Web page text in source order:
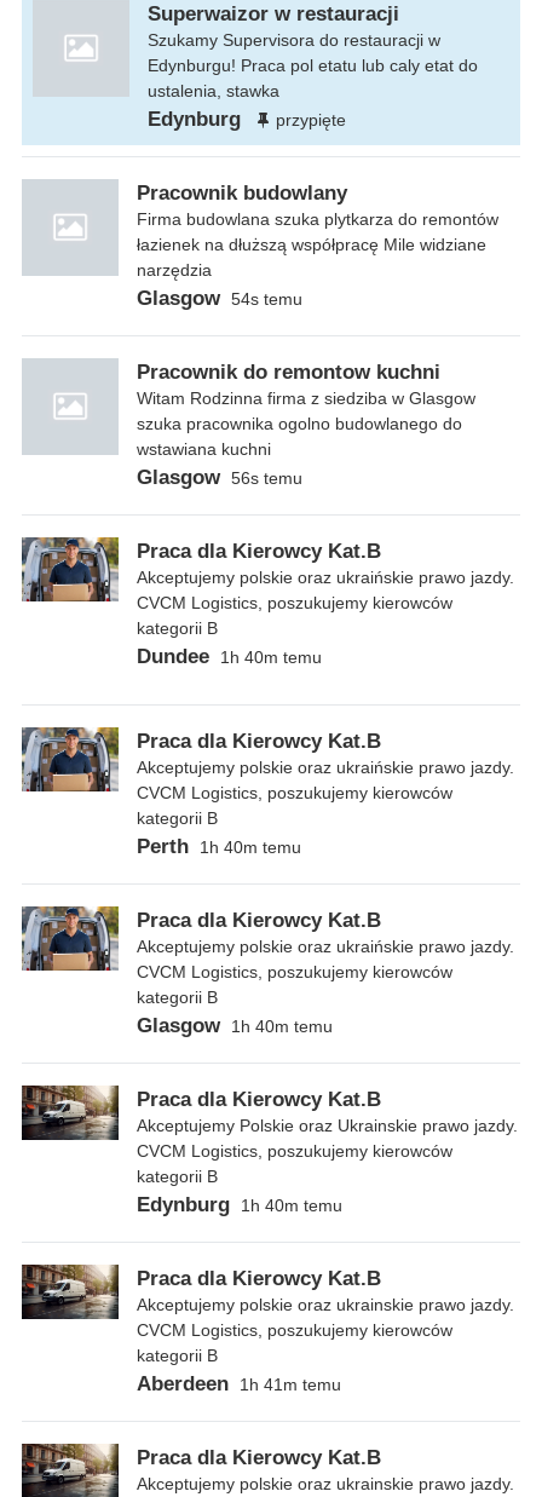
Superwaizor w restauracji
Szukamy Supervisora do restauracji w
Edynburgu! Praca pol etatu lub caly etat do
ustalenia, stawka
Edynburg przypięte
Pracownik budowlany
Firma budowlana szuka plytkarza do remontów
łazienek na dłuższą współpracę Mile widziane
narzędzia
Glasgow 54s temu
Pracownik do remontow kuchni
Witam Rodzinna firma z siedziba w Glasgow
szuka pracownika ogolno budowlanego do
wstawiana kuchni
Glasgow 56s temu
Praca dla Kierowcy Kat.B
Akceptujemy polskie oraz ukraińskie prawo jazdy.
CVCM Logistics, poszukujemy kierowców
kategorii B
Dundee 1h 40m temu
Praca dla Kierowcy Kat.B
Akceptujemy polskie oraz ukraińskie prawo jazdy.
CVCM Logistics, poszukujemy kierowców
kategorii B
Perth 1h 40m temu
Praca dla Kierowcy Kat.B
Akceptujemy polskie oraz ukraińskie prawo jazdy.
CVCM Logistics, poszukujemy kierowców
kategorii B
Glasgow 1h 40m temu
Praca dla Kierowcy Kat.B
Akceptujemy Polskie oraz Ukrainskie prawo jazdy.
CVCM Logistics, poszukujemy kierowców
kategorii B
Edynburg 1h 40m temu
Praca dla Kierowcy Kat.B
Akceptujemy polskie oraz ukrainskie prawo jazdy.
CVCM Logistics, poszukujemy kierowców
kategorii B
Aberdeen 1h 41m temu
Praca dla Kierowcy Kat.B
Akceptujemy polskie oraz ukrainskie prawo jazdy.